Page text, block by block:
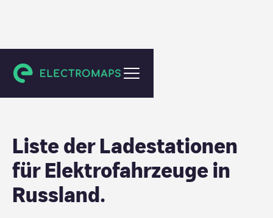
Russland
Liste der Ladestationen
für Elektrofahrzeuge in
Russland .